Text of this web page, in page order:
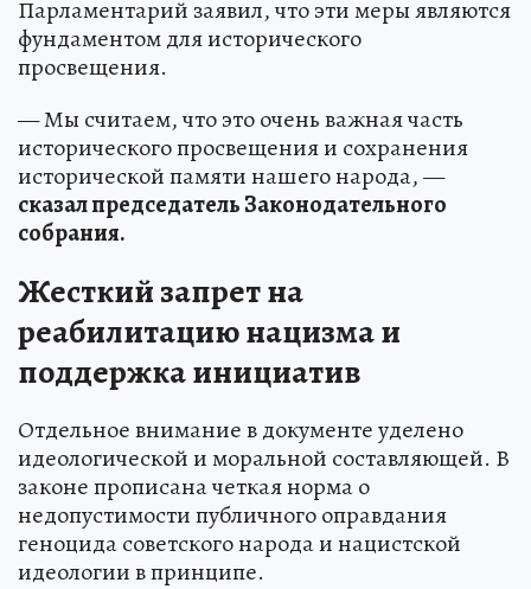
Парламентарий заявил, что эти меры являются
фундаментом для исторического
просвещения.
— Мы считаем, что это очень важная часть
исторического просвещения и сохранения
исторической памяти нашего народа, —
сказал председатель Законодательного
собрания.
Жесткий запрет на
реабилитацию нацизма и
поддержка инициатив
Отдельное внимание в документе уделено
идеологической и моральной составляющей. В
законе прописана четкая норма о
недопустимости публичного оправдания
геноцида советского народа и нацистской
идеологии в принципе.